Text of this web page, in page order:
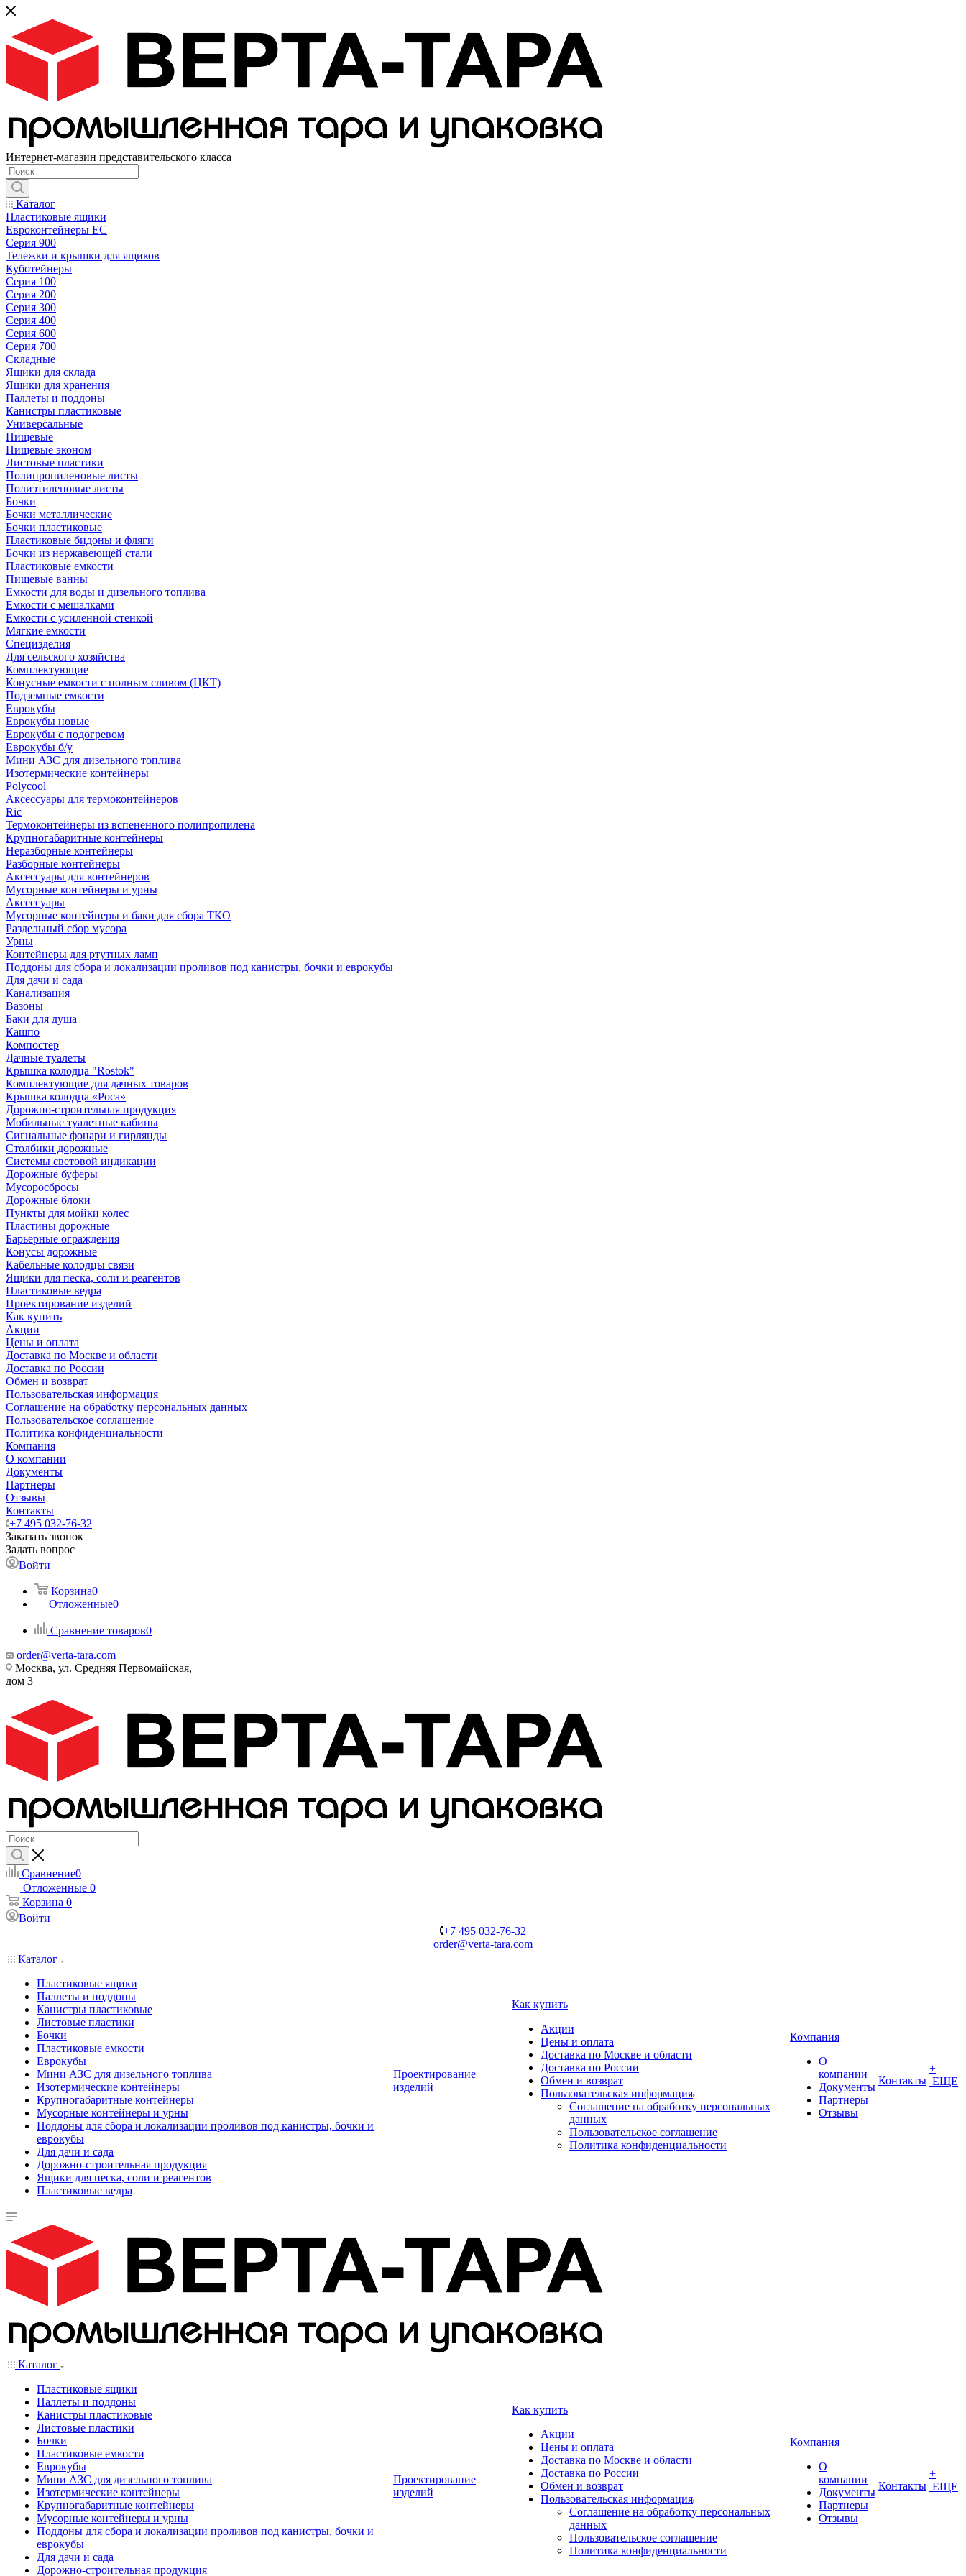
Интернет-магазин представительского класса
Каталог
Пластиковые ящики
Евроконтейнеры ЕС
Серия 900
Тележки и крышки для ящиков
Куботейнеры
Серия 100
Серия 200
Серия 300
Серия 400
Серия 600
Серия 700
Складные
Ящики для склада
Ящики для хранения
Паллеты и поддоны
Канистры пластиковые
Универсальные
Пищевые
Пищевые эконом
Листовые пластики
Полипропиленовые листы
Полиэтиленовые листы
Бочки
Бочки металлические
Бочки пластиковые
Пластиковые бидоны и фляги
Бочки из нержавеющей стали
Пластиковые емкости
Пищевые ванны
Емкости для воды и дизельного топлива
Емкости с мешалками
Емкости с усиленной стенкой
Мягкие емкости
Специзделия
Для сельского хозяйства
Комплектующие
Конусные емкости с полным сливом (ЦКТ)
Подземные емкости
Еврокубы
Еврокубы новые
Еврокубы с подогревом
Еврокубы б/у
Мини АЗС для дизельного топлива
Изотермические контейнеры
Polycool
Аксессуары для термоконтейнеров
Ric
Термоконтейнеры из вспененного полипропилена
Крупногабаритные контейнеры
Неразборные контейнеры
Разборные контейнеры
Аксессуары для контейнеров
Мусорные контейнеры и урны
Аксессуары
Мусорные контейнеры и баки для сбора ТКО
Раздельный сбор мусора
Урны
Контейнеры для ртутных ламп
Поддоны для сбора и локализации проливов под канистры, бочки и еврокубы
Для дачи и сада
Канализация
Вазоны
Баки для душа
Кашпо
Компостер
Дачные туалеты
Крышка колодца "Rostok"
Комплектующие для дачных товаров
Крышка колодца «Роса»
Дорожно-строительная продукция
Мобильные туалетные кабины
Сигнальные фонари и гирлянды
Столбики дорожные
Системы световой индикации
Дорожные буферы
Мусоросбросы
Дорожные блоки
Пункты для мойки колес
Пластины дорожные
Барьерные ограждения
Конусы дорожные
Кабельные колодцы связи
Ящики для песка, соли и реагентов
Пластиковые ведра
Проектирование изделий
Как купить
Акции
Цены и оплата
Доставка по Москве и области
Доставка по России
Обмен и возврат
Пользовательская информация
Соглашение на обработку персональных данных
Пользовательское соглашение
Политика конфиденциальности
Компания
О компании
Документы
Партнеры
Отзывы
Контакты
+7 495 032-76-32
Заказать звонок
Задать вопрос
Войти
Корзина0
Отложенные0
Сравнение товаров0
order@verta-tara.com
Москва, ул. Средняя Первомайская,
дом 3
Сравнение0
Отложенные 0
Корзина 0
Войти
+7 495 032-76-32
order@verta-tara.com
Каталог
Пластиковые ящики
Паллеты и поддоны
Канистры пластиковые
Листовые пластики
Бочки
Пластиковые емкости
Еврокубы
Мини АЗС для дизельного топлива
Изотермические контейнеры
Крупногабаритные контейнеры
Мусорные контейнеры и урны
Поддоны для сбора и локализации проливов под канистры, бочки и
еврокубы
Для дачи и сада
Дорожно-строительная продукция
Ящики для песка, соли и реагентов
Пластиковые ведра
Проектирование
изделий
Как купить
Акции
Цены и оплата
Доставка по Москве и области
Доставка по России
Обмен и возврат
Пользовательская информация
Соглашение на обработку персональных
данных
Пользовательское соглашение
Политика конфиденциальности
Компания
О
компании
Документы
Партнеры
Отзывы
Контакты
+
ЕЩЕ
Каталог
Пластиковые ящики
Паллеты и поддоны
Канистры пластиковые
Листовые пластики
Бочки
Пластиковые емкости
Еврокубы
Мини АЗС для дизельного топлива
Изотермические контейнеры
Крупногабаритные контейнеры
Мусорные контейнеры и урны
Поддоны для сбора и локализации проливов под канистры, бочки и
еврокубы
Для дачи и сада
Дорожно-строительная продукция
Проектирование
изделий
Как купить
Акции
Цены и оплата
Доставка по Москве и области
Доставка по России
Обмен и возврат
Пользовательская информация
Соглашение на обработку персональных
данных
Пользовательское соглашение
Политика конфиденциальности
Компания
О
компании
Документы
Партнеры
Отзывы
Контакты
+
ЕЩЕ